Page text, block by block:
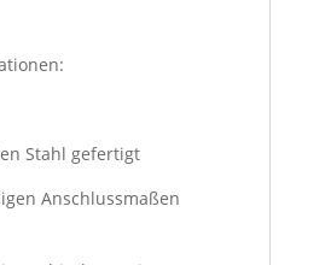
Stahl gefertigt
Anschlussmaßen